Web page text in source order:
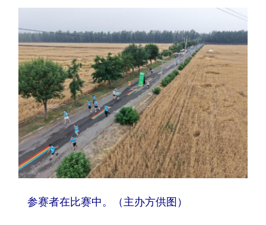
新疆 内蒙古 黑龙江
多语种频道
English Español Français عربى
Русский язык 日本語 한국어
Deutsch Português
参赛者在比赛中。（主办方供图）